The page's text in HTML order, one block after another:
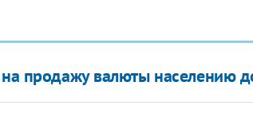
продажу валюты населению